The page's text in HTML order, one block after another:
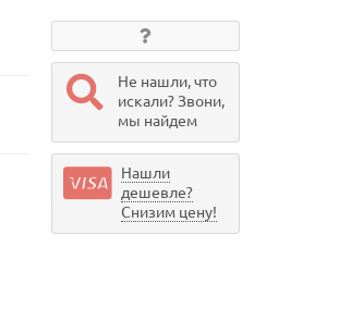
Не нашли, что
искали? Звони,
мы найдем
Нашли
дешевле?
Снизим цену!